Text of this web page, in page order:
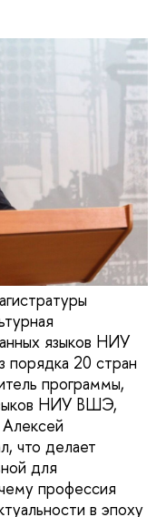
языков НИУ
20 стран
программы,
НИУ ВШЭ,
что делает
для
профессия
в эпоху